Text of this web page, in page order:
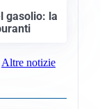
gasolio: la
Altre notizie